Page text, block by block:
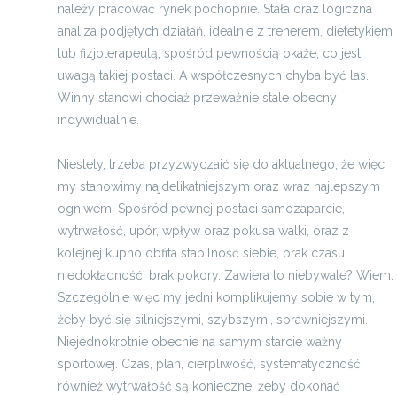
należy pracować rynek pochopnie. Stała oraz logiczna
analiza podjętych działań, idealnie z trenerem, dietetykiem
lub fizjoterapeutą, spośród pewnością okaże, co jest
uwagą takiej postaci. A współczesnych chyba być las.
Winny stanowi chociaż przeważnie stale obecny
indywidualnie.
Niestety, trzeba przyzwyczaić się do aktualnego, że więc
my stanowimy najdelikatniejszym oraz wraz najlepszym
ogniwem. Spośród pewnej postaci samozaparcie,
wytrwałość, upór, wpływ oraz pokusa walki, oraz z
kolejnej kupno obfita stabilność siebie, brak czasu,
niedokładność, brak pokory. Zawiera to niebywale? Wiem.
Szczególnie więc my jedni komplikujemy sobie w tym,
żeby być się silniejszymi, szybszymi, sprawniejszymi.
Niejednokrotnie obecnie na samym starcie ważny
sportowej. Czas, plan, cierpliwość, systematyczność
również wytrwałość są konieczne, żeby dokonać